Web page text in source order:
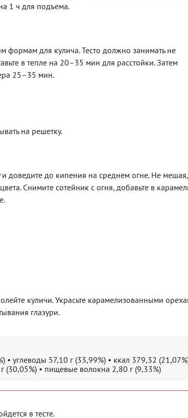
1 ч для подъема.
формам для кулича. Тесто должно занимать не
в тепле на 20–35 мин для расстойки. Затем
25–35 мин.
на решетку.
и доведите до кипения на среднем огне. Не
Снимите сотейник с огня, добавьте в
куличи. Украсьте карамелизованными
глазури.
углеводы 57,10 г (33,99%) • ккал 379,32
(30,05%) • пищевые волокна 2,80 г (9,33%)
в тесте.